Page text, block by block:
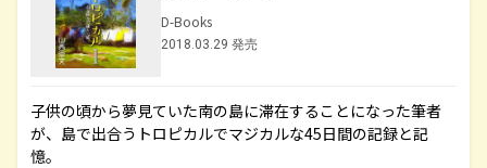
D-Books
2018.03.29 発売
子供の頃から夢見ていた南の島に滞在することになった筆者
が、島で出合うトロピカルでマジカルな45日間の記録と記
憶。